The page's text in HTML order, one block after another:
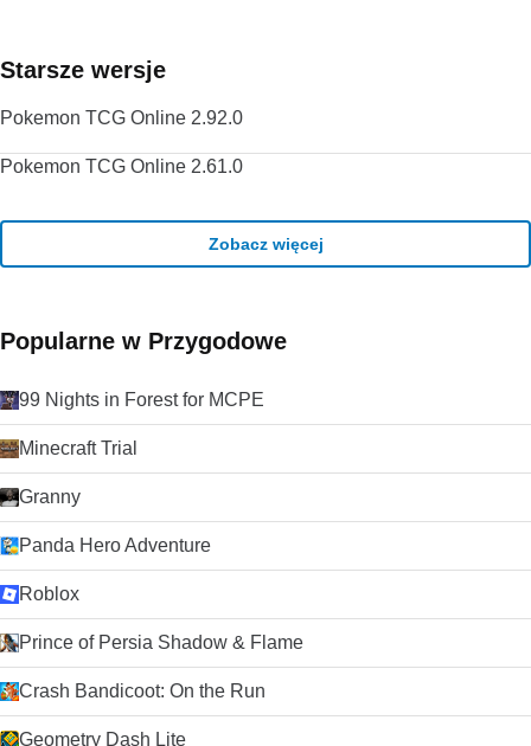
Starsze wersje
Pokemon TCG Online 2.92.0
Pokemon TCG Online 2.61.0
Zobacz więcej
Popularne w Przygodowe
99 Nights in Forest for MCPE
Minecraft Trial
Granny
Panda Hero Adventure
Roblox
Prince of Persia Shadow & Flame
Crash Bandicoot: On the Run
Geometry Dash Lite